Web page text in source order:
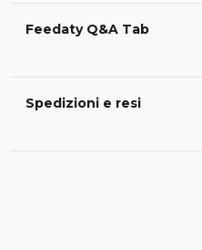
Feedaty Q&A Tab
Spedizioni e resi